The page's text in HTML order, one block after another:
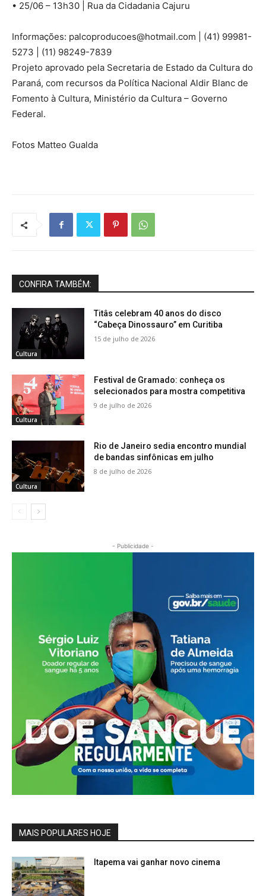
• 25/06 – 13h30 | Rua da Cidadania Cajuru
Informações: palcoproducoes@hotmail.com | (41) 99981-
5273 | (11) 98249-7839
Projeto aprovado pela Secretaria de Estado da Cultura do
Paraná, com recursos da Política Nacional Aldir Blanc de
Fomento à Cultura, Ministério da Cultura – Governo
Federal.
Fotos Matteo Gualda
CONFIRA TAMBÉM:
Cultura
Titâs celebram 40 anos do disco
“Cabeça Dinossauro” em Curitiba
15 de julho de 2026
Cultura
Festival de Gramado: conheça os
selecionados para mostra competitiva
9 de julho de 2026
Cultura
Rio de Janeiro sedia encontro mundial
de bandas sinfônicas em julho
8 de julho de 2026
- Publicidade -
MAIS POPULARES HOJE
Itapema vai ganhar novo cinema